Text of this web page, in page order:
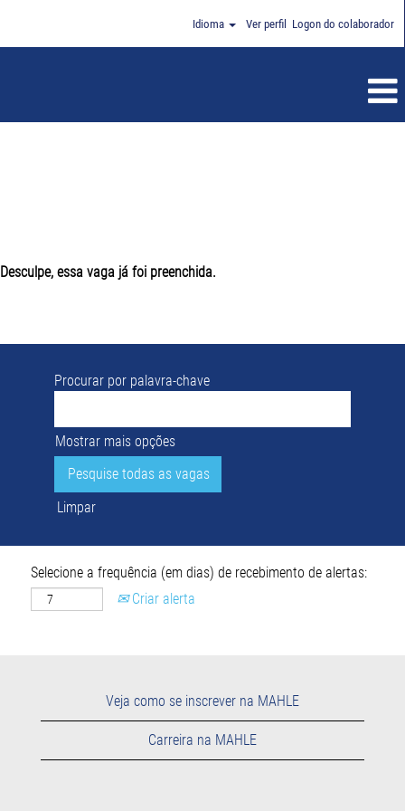
Idioma Ver perfil Logon do colaborador
Procurar por palavra-chave
Mostrar mais opções
Limpar
Selecione a frequência (em dias) de recebimento de alertas:
Criar alerta
Desculpe, essa vaga já foi preenchida.
Veja como se inscrever na MAHLE
Carreira na MAHLE